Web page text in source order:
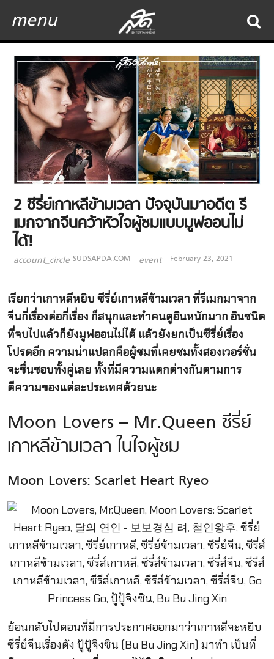
menu
2 ซีรี่ย์เกาหลีข้ามเวลา ปัจจุบันมาอดีต รี
เมกจากจีนคว้าหัวใจผู้ชมแบบมูฟออนไม่
ได้!
account_circle SUDSAPDA.COM event February 23, 2021
เรียกว่าเกาหลีหยิบ ซีรี่ย์เกาหลีข้ามเวลา ที่รีเมกมาจาก
จีนกี่เรื่องต่อกี่เรื่อง ก็สนุกและทำคนดูอินหนักมาก อินชนิด
ที่จบไปแล้วก็ยังมูฟออนไม่ได้ แล้วยังยกเป็นซีรี่ย์เรื่อง
โปรดอีก ความน่าแปลกคือผู้ชมที่เคยชมทั้งสองเวอร์ชั่น
จะชื่นชอบทั้งคู่เลย ทั้งที่มีความแตกต่างกันตามการ
ตีความของแต่ละประเทศด้วยนะ
Moon Lovers – Mr.Queen ซีรี่ย์
เกาหลีข้ามเวลา ในใจผู้ชม
Moon Lovers: Scarlet Heart Ryeo
ย้อนกลับไปตอนที่มีการประกาศออกมาว่าเกาหลีจะหยิบ
ซีรี่ย์จีนเรื่องดัง ปู้ปู้จิงซิน (Bu Bu Jing Xin) มาทำ เป็นที่